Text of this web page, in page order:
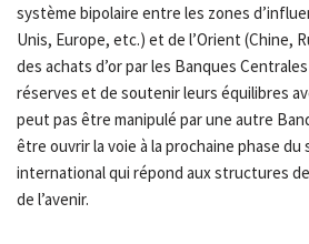
système bipolaire entre les zones
Unis, Europe, etc.) et de l’Orient (Chine,
des achats d’or par les Banques
réserves et de soutenir leurs équilibres
peut pas être manipulé par une autre
être ouvrir la voie à la prochaine phase
international qui répond aux structures
de l’avenir.